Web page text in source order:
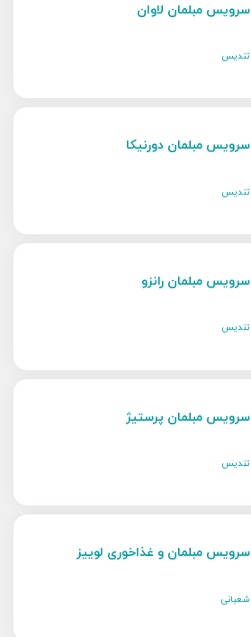
سرویس مبلمان لاوان
تندیس
سرویس مبلمان دورنیکا
تندیس
سرویس مبلمان رانزو
تندیس
سرویس مبلمان پرستیژ
تندیس
سرویس مبلمان و غذاخوری لوییز
شعبانی